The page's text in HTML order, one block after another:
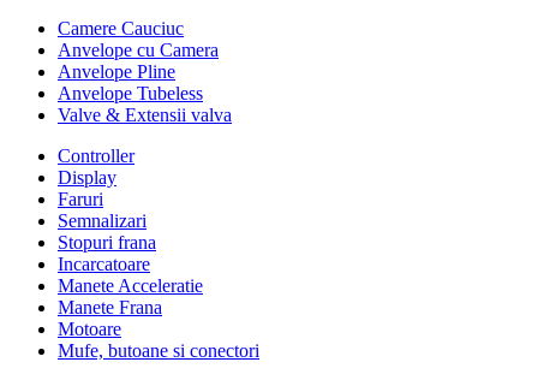
Camere Cauciuc
Anvelope cu Camera
Anvelope Pline
Anvelope Tubeless
Valve & Extensii valva
Controller
Display
Faruri
Semnalizari
Stopuri frana
Incarcatoare
Manete Acceleratie
Manete Frana
Motoare
Mufe, butoane si conectori